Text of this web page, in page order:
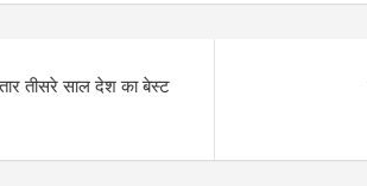
तीसरे साल देश का बेस्ट